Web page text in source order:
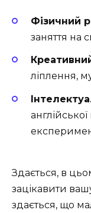
Фізичний
заняття на
ліплення,
Здається, в
зацікавити
здається, що